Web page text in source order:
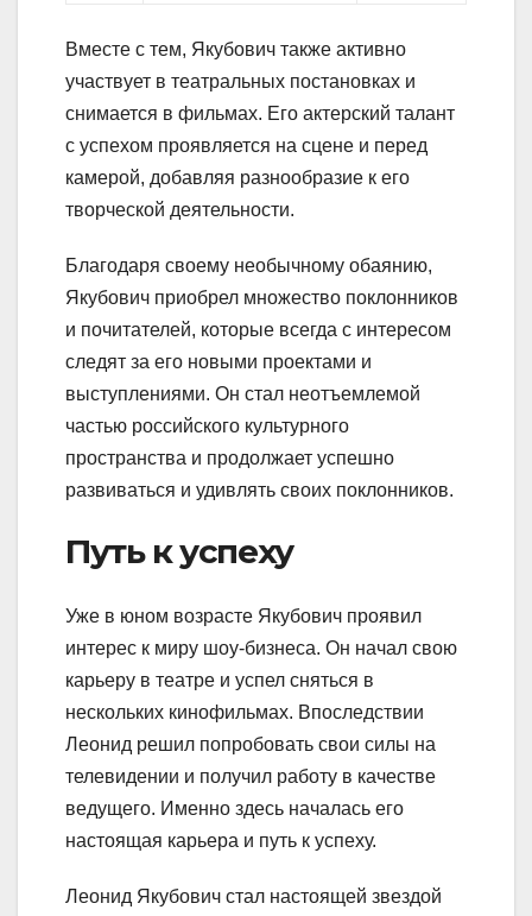
Вместе с тем, Якубович также активно
участвует в театральных постановках и
снимается в фильмах. Его актерский талант
с успехом проявляется на сцене и перед
камерой, добавляя разнообразие к его
творческой деятельности.
Благодаря своему необычному обаянию,
Якубович приобрел множество поклонников
и почитателей, которые всегда с интересом
следят за его новыми проектами и
выступлениями. Он стал неотъемлемой
частью российского культурного
пространства и продолжает успешно
развиваться и удивлять своих поклонников.
Путь к успеху
Уже в юном возрасте Якубович проявил
интерес к миру шоу-бизнеса. Он начал свою
карьеру в театре и успел сняться в
нескольких кинофильмах. Впоследствии
Леонид решил попробовать свои силы на
телевидении и получил работу в качестве
ведущего. Именно здесь началась его
настоящая карьера и путь к успеху.
Леонид Якубович стал настоящей звездой